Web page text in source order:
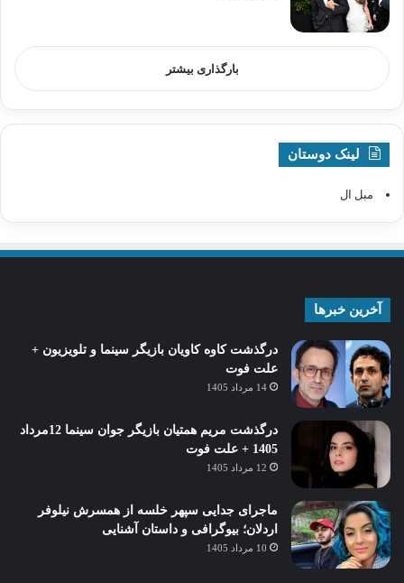
بارگذاری بیشتر
لینک دوستان
مبل ال
آخرین خبرها
درگذشت کاوه کاویان بازیگر سینما و تلویزیون +
علت فوت
14 مرداد 1405
درگذشت مریم همتیان بازیگر جوان سینما 12مرداد
1405 + علت فوت
12 مرداد 1405
ماجرای جدایی سپهر خلسه از همسرش نیلوفر
اردلان؛ بیوگرافی و داستان آشنایی
10 مرداد 1405